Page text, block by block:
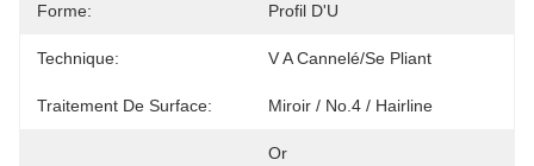
Forme: Profil D'U
Technique: V A Cannelé/se Pliant
Traitement De Surface: Miroir / No.4 / Hairline
Or